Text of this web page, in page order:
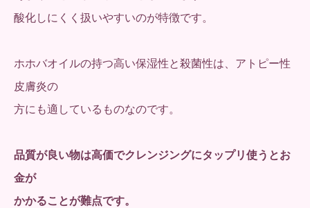
酸化しにくく扱いやすいのが特徴です。
ホホバオイルの持つ高い保湿性と殺菌性は、アトピー性
皮膚炎の
方にも適しているものなのです。
品質が良い物は高価でクレンジングにタップリ使うとお
金が
かかることが難点です。